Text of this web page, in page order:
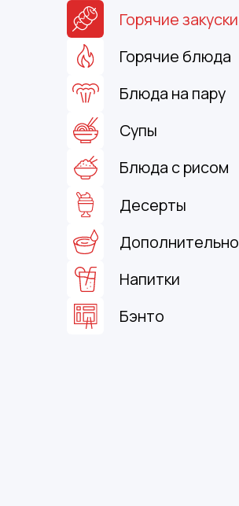
Горячие закуски
Горячие блюда
Блюда на пару
Супы
Блюда с рисом
Десерты
Дополнительно
Напитки
Бэнто